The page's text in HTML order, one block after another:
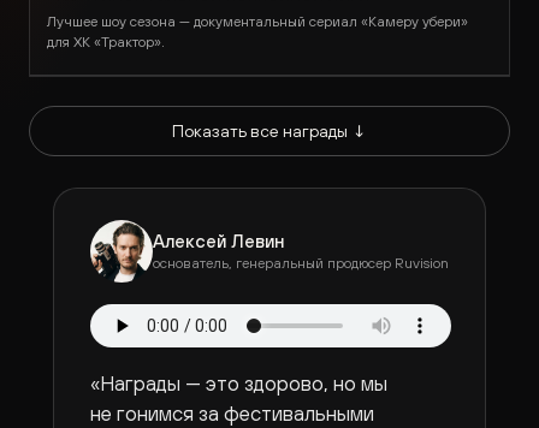
Лучшее шоу сезона — документальный сериал «Камеру убери»
для ХК «Трактор».
Показать все награды ↓
Алексей Левин
основатель, генеральный продюсер Ruvision
«Награды — это здорово, но мы
не гонимся за фестивальными